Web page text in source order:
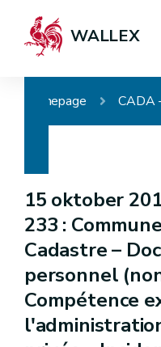
WALLEX
Homepage
15 oktober
233 :
Cadastre –
personnel
Compétence